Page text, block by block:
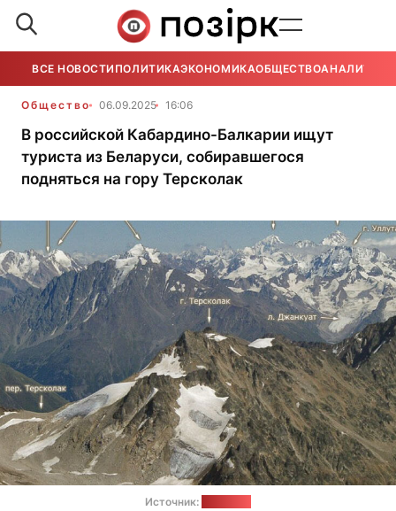
ВСЕ НОВОСТИ ПОЛИТИКАЭКОНОМИКАОБЩЕСТВОАНАЛИТИКА
Общество 06.09.2025 16:06
В российской Кабардино-Балкарии ищут
туриста из Беларуси, собиравшегося
подняться на гору Терсколак
Источник: